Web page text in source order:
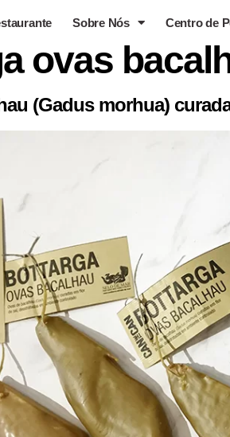
Sobre Nós Centro de
ovas
(Gadus morhua)